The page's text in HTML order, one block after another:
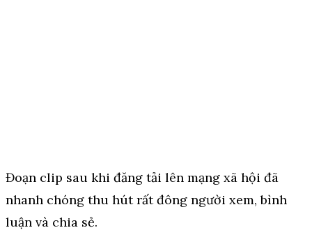
Đoạn clip sau khi đăng tải lên mạng xã hội đã
nhanh chóng thu hút rất đông người xem, bình
luận và chia sẻ.